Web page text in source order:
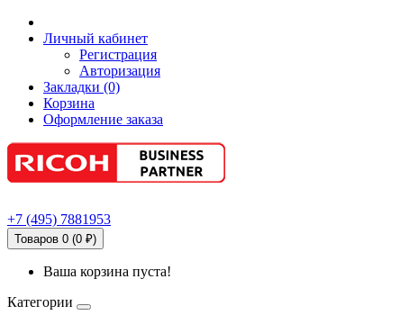
Личный кабинет
Регистрация
Авторизация
Закладки (0)
Корзина
Оформление заказа
+7 (495) 7881953
Товаров 0 (0 ₽)
Ваша корзина пуста!
Категории